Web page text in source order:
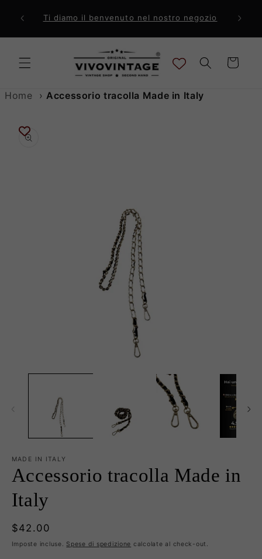
direttamente
ai contenuti
a 99€ Ti diamo il benvenuto nel nostro negozio
Carrello
Home › Accessorio tracolla Made in Italy
informazioni
sul prodotto
contenuti
finestra
MADE IN ITALY
Accessorio tracolla Made in
Italy
Prezzo
di
$42.00
Imposte incluse. Spese di spedizione calcolate al check-out.